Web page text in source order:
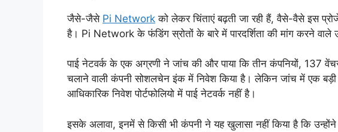
जैसे-जैसे Pi Network को लेकर चिंताएं बढ़ती जा रही हैं, वैसे-वैसे इस
है। Pi Network के फंडिंग स्रोतों के बारे में पारदर्शिता की मांग करने वाले
पाई नेटवर्क के एक अग्रणी ने जांच की और पाया कि तीन कंपनियों, 137
चलाने वाली कंपनी सोशलचेन इंक में निवेश किया है। लेकिन जांच में एक
आधिकारिक निवेश पोर्टफोलियो में पाई नेटवर्क नहीं है।
इसके अलावा, इनमें से किसी भी कंपनी ने यह खुलासा नहीं किया है कि